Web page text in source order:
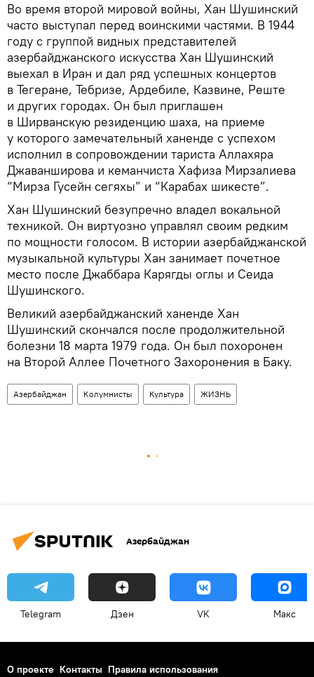
Во время второй мировой войны, Хан Шушинский
часто выступал перед воинскими частями. В 1944
году с группой видных представителей
азербайджанского искусства Хан Шушинский
выехал в Иран и дал ряд успешных концертов
в Тегеране, Тебризе, Ардебиле, Казвине, Реште
и других городах. Он был приглашен
в Ширванскую резиденцию шаха, на приеме
у которого замечательный ханенде с успехом
исполнил в сопровождении тариста Аллахяра
Джаванширова и кеманчиста Хафиза Мирзалиева
“Мирза Гусейн сегяхы” и “Карабах шикесте”.
Хан Шушинский безупречно владел вокальной
техникой. Он виртуозно управлял своим редким
по мощности голосом. В истории азербайджанской
музыкальной культуры Хан занимает почетное
место после Джаббара Карягды оглы и Сеида
Шушинского.
Великий азербайджанский ханенде Хан
Шушинский скончался после продолжительной
болезни 18 марта 1979 года. Он был похоронен
на Второй Аллее Почетного Захоронения в Баку.
Азербайджан Колумнисты Культура ЖИЗНЬ
Азербайджан
Telegram Дзен VK Макс
О проекте Контакты Правила использования